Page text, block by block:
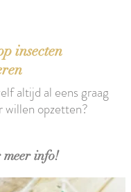
insecten
info!
altijd al eens graag
willen opzetten?